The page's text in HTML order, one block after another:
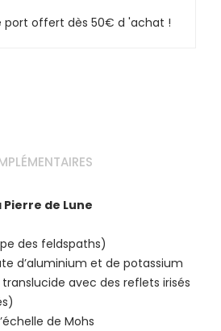
port offert dès 50€ d 'achat !
Pierre de Lune
des feldspaths)
d’aluminium et de potassium
translucide avec des reflets irisés
de Mohs